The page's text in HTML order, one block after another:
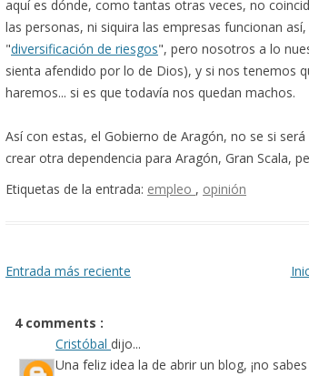
aquí es dónde, como tantas otras veces, no
las personas, ni siquira las empresas funcionan
"diversificación de riesgos", pero nosotros a lo
sienta afendido por lo de Dios), y si nos tenemos
haremos... si es que todavía nos quedan machos.
Así con estas, el Gobierno de Aragón, no se si
crear otra dependencia para Aragón, Gran Scala,
Etiquetas de la entrada: empleo , opinión
Entrada más reciente
4 comments :
Cristóbal dijo...
Una feliz idea la de abrir un blog, ¡no